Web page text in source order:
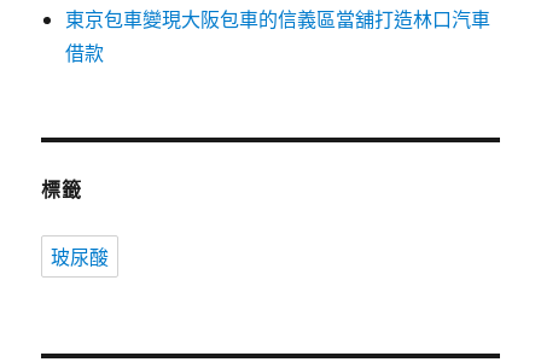
東京包車變現大阪包車的信義區當舖打造林口汽車
借款
標籤
玻尿酸